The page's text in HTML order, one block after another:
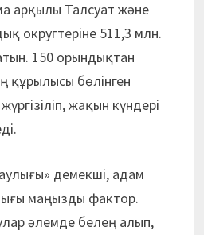
арқылы Талсуат және
округтеріне 511,3 млн.
150 орындықтан
құрылысы бөлінген
жақын күндері
демекші, адам
маңызды фактор.
әлемде белең алып,